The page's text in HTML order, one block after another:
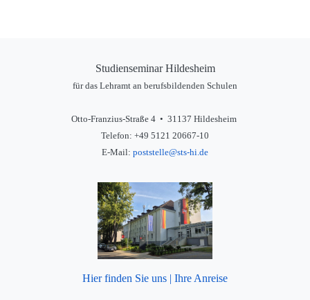
Studienseminar Hildesheim
für das Lehramt an berufsbildenden Schulen
Otto-Franzius-Straße 4 • 31137 Hildesheim
Telefon: +49 5121 20667-10
E-Mail: poststelle@sts-hi.de
Hier finden Sie uns | Ihre Anreise